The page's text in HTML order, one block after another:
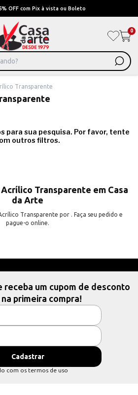
OFF com Pix à vista ou Boleto
0
Transparente
para sua pesquisa. Por favor, tente
outros filtros.
Transparente em Casa
da Arte
Transparente por . Faça seu pedido e
pague-o online.
receba um cupom de desconto
primeira compra!
com os termos de uso